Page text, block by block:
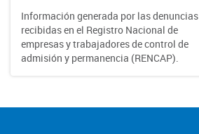
Información generada por las denuncias
recibidas en el Registro Nacional de
empresas y trabajadores de control de
admisión y permanencia (RENCAP).